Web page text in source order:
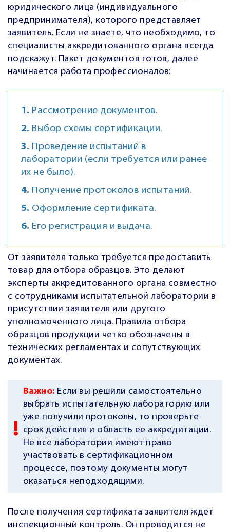
юридического лица (индивидуального
предпринимателя), которого представляет
заявитель. Если не знаете, что необходимо, то
специалисты аккредитованного органа всегда
подскажут. Пакет документов готов, далее
начинается работа профессионалов:
Рассмотрение документов.
Выбор схемы сертификации.
Проведение испытаний в
лаборатории (если требуется или ранее
их не было).
Получение протоколов испытаний.
Оформление сертификата.
Его регистрация и выдача.
От заявителя только требуется предоставить
товар для отбора образцов. Это делают
эксперты аккредитованного органа совместно
с сотрудниками испытательной лаборатории в
присутствии заявителя или другого
уполномоченного лица. Правила отбора
образцов продукции четко обозначены в
технических регламентах и сопутствующих
документах.
Важно: Если вы решили самостоятельно
выбрать испытательную лабораторию или
уже получили протоколы, то проверьте
срок действия и область ее аккредитации.
Не все лаборатории имеют право
участвовать в сертификационном
процессе, поэтому документы могут
оказаться неподходящими.
После получения сертификата заявителя ждет
инспекционный контроль. Он проводится не